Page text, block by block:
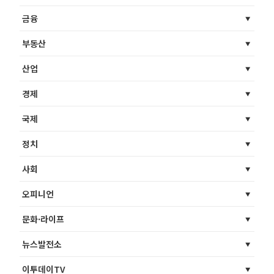
금융
부동산
산업
경제
국제
정치
사회
오피니언
문화·라이프
뉴스발전소
이투데이TV